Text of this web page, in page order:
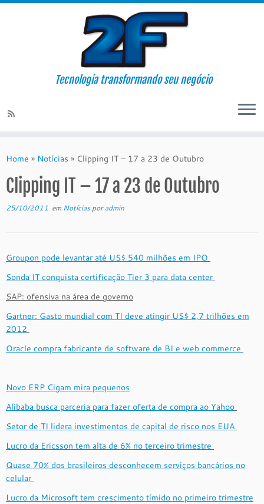
Tecnologia transformando seu negócio
Home » Notícias » Clipping IT – 17 a 23 de Outubro
Clipping IT – 17 a 23 de Outubro
25/10/2011 em Notíciasporadmin
Groupon pode levantar até US$ 540 milhões em IPO
Sonda IT conquista certificação Tier 3 para data center
SAP: ofensiva na área de governo
Gartner: Gasto mundial com TI deve atingir US$ 2,7 trilhões em
2012
Oracle compra fabricante de software de BI e web commerce
Novo ERP Cigam mira pequenos
Alibaba busca parceria para fazer oferta de compra ao Yahoo
Setor de TI lidera investimentos de capital de risco nos EUA
Lucro da Ericsson tem alta de 6% no terceiro trimestre
Quase 70% dos brasileiros desconhecem serviços bancários no
celular
Lucro da Microsoft tem crescimento tímido no primeiro trimestre